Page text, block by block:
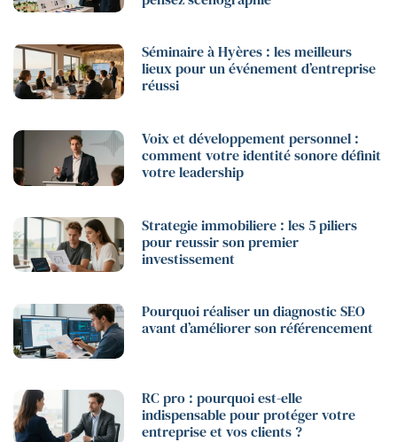
Séminaire à Hyères : les meilleurs
lieux pour un événement d’entreprise
réussi
Voix et développement personnel :
comment votre identité sonore définit
votre leadership
Strategie immobiliere : les 5 piliers
pour reussir son premier
investissement
Pourquoi réaliser un diagnostic SEO
avant d’améliorer son référencement
RC pro : pourquoi est-elle
indispensable pour protéger votre
entreprise et vos clients ?